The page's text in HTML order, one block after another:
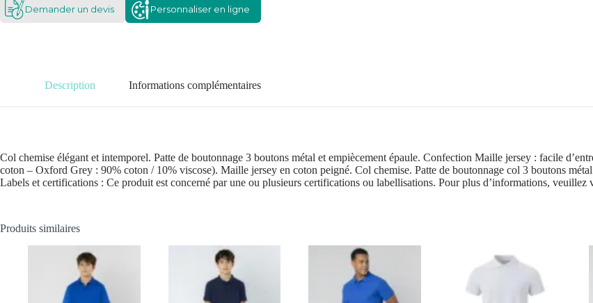
Demander un devis Personnaliser en ligne
Description Informations complémentaires
Col chemise élégant et intemporel. Patte de boutonnage 3 boutons métal et empiècement épaule. Confection Maille jersey : facile
coton – Oxford Grey : 90% coton / 10% viscose). Maille jersey en coton peigné. Col chemise. Patte de boutonnage col 3 boutons
Labels et certifications : Ce produit est concerné par une ou plusieurs certifications ou labellisations. Pour plus d’informations, veuillez
Produits similaires